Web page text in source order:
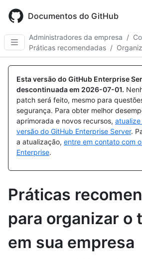
main
content
Documentos do GitHub
Administradores da empresa /
Práticas recomendadas /
Esta versão do GitHub Enterprise
descontinuada em 2026-07-01.
patch será feito, mesmo para
segurança. Para obter melhor
aprimorada e novos recursos,
versão do GitHub Enterprise Server.
a atualização, entre em contato com
Enterprise.
Práticas
para organizar o
em sua empresa